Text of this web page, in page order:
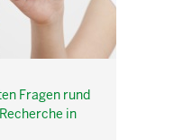
Fragen rund
in